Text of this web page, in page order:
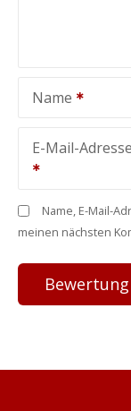
Name
E-Mail-Adresse
Name, E-Mail-
meinen nächsten